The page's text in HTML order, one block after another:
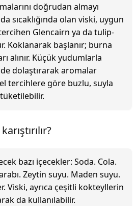
doğrudan almayı
sıcaklığında olan viski, uygun
Glencairn ya da tulip-
Koklanarak başlanır; burna
alınır. Küçük yudumlarla
dolaştırarak aromalar
tercihlere göre buzlu, suyla
bazı içecekler: Soda. Cola.
Zeytin suyu. Maden suyu.
Viski, ayrıca çeşitli kokteyllerin
da kullanılabilir.